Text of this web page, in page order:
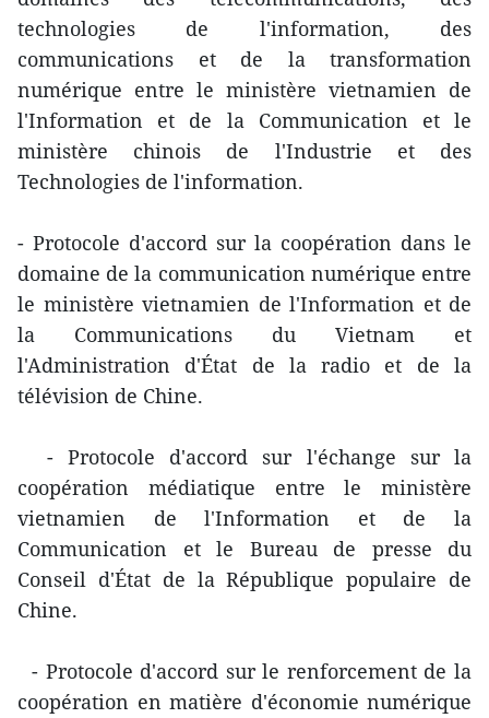
technologies de l'information, des
communications et de la transformation
numérique entre le ministère vietnamien de
l'Information et de la Communication et le
ministère chinois de l'Industrie et des
Technologies de l'information.
- Protocole d'accord sur la coopération dans le
domaine de la communication numérique entre
le ministère vietnamien de l'Information et de
la Communications du Vietnam et
l'Administration d'État de la radio et de la
télévision de Chine.
- Protocole d'accord sur l'échange sur la
coopération médiatique entre le ministère
vietnamien de l'Information et de la
Communication et le Bureau de presse du
Conseil d'État de la République populaire de
Chine.
- Protocole d'accord sur le renforcement de la
coopération en matière d'économie numérique